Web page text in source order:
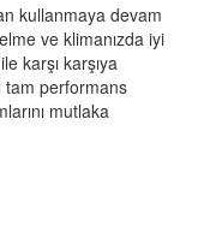
kullanmaya devam
ve klimanızda iyi
karşı karşıya
tam performans
mutlaka